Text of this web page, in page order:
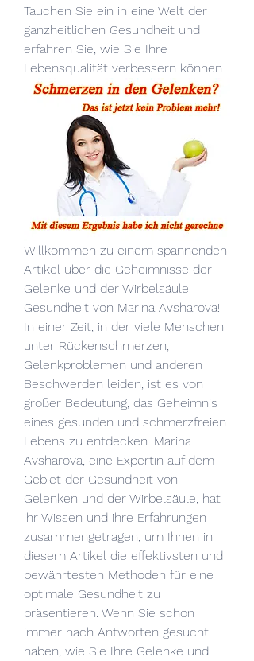
Tauchen Sie ein in eine Welt der
ganzheitlichen Gesundheit und
erfahren Sie, wie Sie Ihre
Lebensqualität verbessern können.
Willkommen zu einem spannenden
Artikel über die Geheimnisse der
Gelenke und der Wirbelsäule
Gesundheit von Marina Avsharova!
In einer Zeit, in der viele Menschen
unter Rückenschmerzen,
Gelenkproblemen und anderen
Beschwerden leiden, ist es von
großer Bedeutung, das Geheimnis
eines gesunden und schmerzfreien
Lebens zu entdecken. Marina
Avsharova, eine Expertin auf dem
Gebiet der Gesundheit von
Gelenken und der Wirbelsäule, hat
ihr Wissen und ihre Erfahrungen
zusammengetragen, um Ihnen in
diesem Artikel die effektivsten und
bewährtesten Methoden für eine
optimale Gesundheit zu
präsentieren. Wenn Sie schon
immer nach Antworten gesucht
haben, wie Sie Ihre Gelenke und